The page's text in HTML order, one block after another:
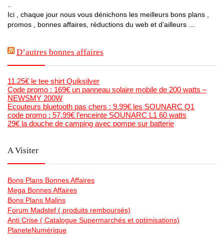
..
Ici , chaque jour nous vous dénichons les meilleurs bons plans ,
promos , bonnes affaires, réductions du web et d’ailleurs …
D’autres bonnes affaires
11.25€ le tee shirt Quiksilver
Code promo : 169€ un panneau solaire mobile de 200 watts –
NEWSMY 200W
Ecouteurs bluetooth pas chers : 9.99€ les SOUNARC Q1
code promo : 57.99€ l’enceinte SOUNARC L1 60 watts
29€ la douche de camping avec pompe sur batterie
A Visiter
Bons Plans Bonnes Affaires
Mega Bonnes Affaires
Bons Plans Malins
Forum Madstef ( produits remboursés)
Anti Crise ( Catalogue Supermarchés et optimisations)
PlaneteNumérique